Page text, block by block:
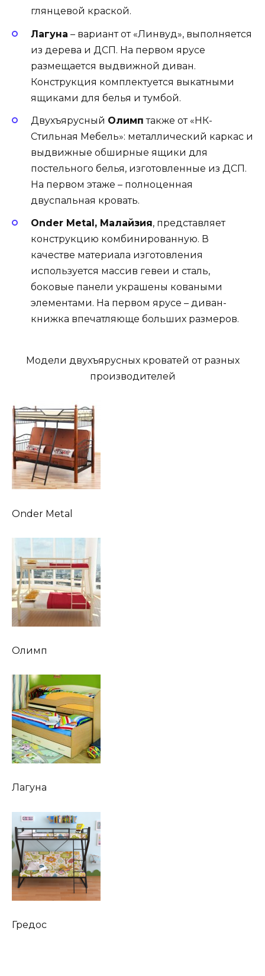
глянцевой краской.
Лагуна – вариант от «Линвуд», выполняется
из дерева и ДСП. На первом ярусе
размещается выдвижной диван.
Конструкция комплектуется выкатными
ящиками для белья и тумбой.
Двухъярусный Олимп также от «НК-
Стильная Мебель»: металлический каркас и
выдвижные обширные ящики для
постельного белья, изготовленные из ДСП.
На первом этаже – полноценная
двуспальная кровать.
Onder Metal, Малайзия, представляет
конструкцию комбинированную. В
качестве материала изготовления
используется массив гевеи и сталь,
боковые панели украшены коваными
элементами. На первом ярусе – диван-
книжка впечатляюще больших размеров.
Модели двухъярусных кроватей от разных
производителей
Onder Metal
Олимп
Лагуна
Гредос